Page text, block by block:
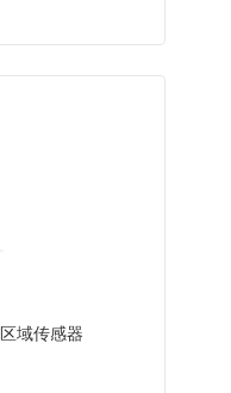
域传感器